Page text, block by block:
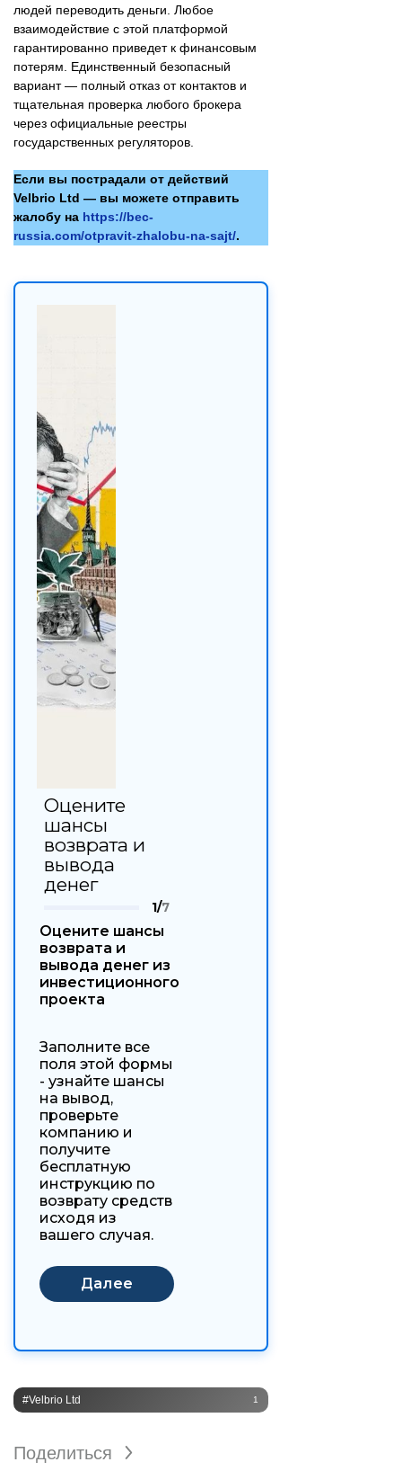
людей переводить деньги. Любое
взаимодействие с этой платформой
гарантированно приведет к финансовым
потерям. Единственный безопасный
вариант — полный отказ от контактов и
тщательная проверка любого брокера
через официальные реестры
государственных регуляторов.
Если вы пострадали от действий
Velbrio Ltd — вы можете отправить
жалобу на https://bec-
russia.com/otpravit-zhalobu-na-sajt/.
Оцените
шансы
возврата и
вывода
денег
1/7
Оцените шансы
возврата и
вывода денег из
инвестиционного
проекта
Заполните все
поля этой формы
- узнайте шансы
на вывод,
проверьте
компанию и
получите
бесплатную
инструкцию по
возврату средств
исходя из
вашего случая.
#Velbrio Ltd 1
Поделиться